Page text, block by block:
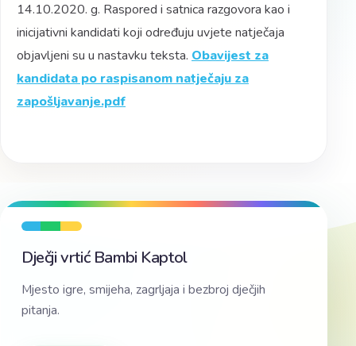
14.10.2020. g. Raspored i satnica razgovora kao i
inicijativni kandidati koji određuju uvjete natječaja
objavljeni su u nastavku teksta. Obavijest za
kandidata po raspisanom natječaju za
zapošljavanje.pdf
Dječji vrtić Bambi Kaptol
Mjesto igre, smijeha, zagrljaja i bezbroj dječjih
pitanja.